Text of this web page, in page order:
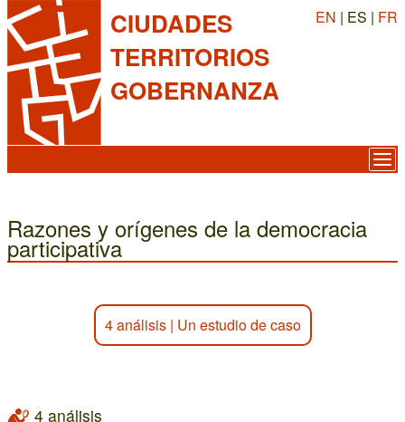
CIUDADES
TERRITORIOS
GOBERNANZA
EN | ES | FR
Razones y orígenes de la democracia
participativa
4 análisis| Un estudio de caso
4 análisis